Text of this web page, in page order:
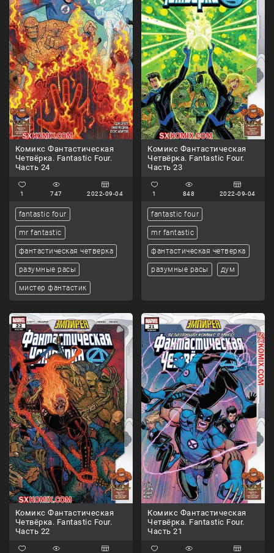
Комикс Фантастическая
Четвёрка. Fantastic Four.
Часть 24
1 747 2022-09-04
fantastic four
mr fantastic
фантастическая четверка
разумные расы
мистер фантастик
Комикс Фантастическая
Четвёрка. Fantastic Four.
Часть 23
1 848 2022-09-04
fantastic four
mr fantastic
фантастическая четверка
разумные расы дум
Комикс Фантастическая
Четвёрка. Fantastic Four.
Часть 22
Комикс Фантастическая
Четвёрка. Fantastic Four.
Часть 21